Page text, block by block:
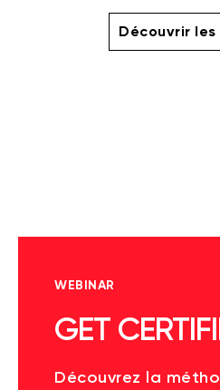
Découvrir
WEBINAR
GET
Découvrez la